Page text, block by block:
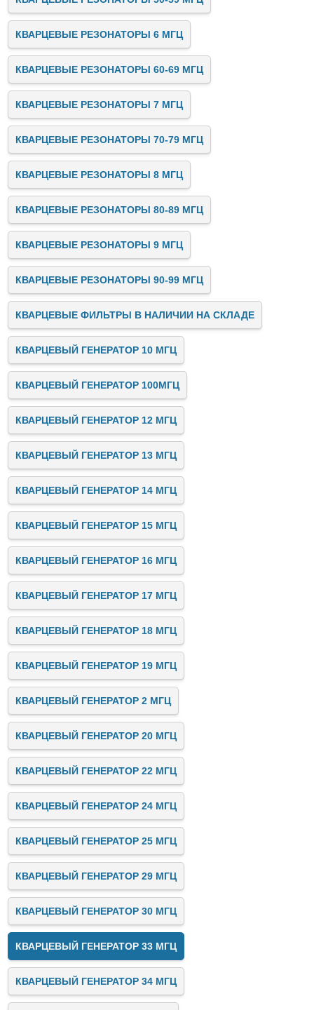
КВАРЦЕВЫЕ РЕЗОНАТОРЫ 6 МГЦ
КВАРЦЕВЫЕ РЕЗОНАТОРЫ 60-69 МГЦ
КВАРЦЕВЫЕ РЕЗОНАТОРЫ 7 МГЦ
КВАРЦЕВЫЕ РЕЗОНАТОРЫ 70-79 МГЦ
КВАРЦЕВЫЕ РЕЗОНАТОРЫ 8 МГЦ
КВАРЦЕВЫЕ РЕЗОНАТОРЫ 80-89 МГЦ
КВАРЦЕВЫЕ РЕЗОНАТОРЫ 9 МГЦ
КВАРЦЕВЫЕ РЕЗОНАТОРЫ 90-99 МГЦ
КВАРЦЕВЫЕ ФИЛЬТРЫ В НАЛИЧИИ НА СКЛАДЕ
КВАРЦЕВЫЙ ГЕНЕРАТОР 10 МГЦ
КВАРЦЕВЫЙ ГЕНЕРАТОР 100МГЦ
КВАРЦЕВЫЙ ГЕНЕРАТОР 12 МГЦ
КВАРЦЕВЫЙ ГЕНЕРАТОР 13 МГЦ
КВАРЦЕВЫЙ ГЕНЕРАТОР 14 МГЦ
КВАРЦЕВЫЙ ГЕНЕРАТОР 15 МГЦ
КВАРЦЕВЫЙ ГЕНЕРАТОР 16 МГЦ
КВАРЦЕВЫЙ ГЕНЕРАТОР 17 МГЦ
КВАРЦЕВЫЙ ГЕНЕРАТОР 18 МГЦ
КВАРЦЕВЫЙ ГЕНЕРАТОР 19 МГЦ
КВАРЦЕВЫЙ ГЕНЕРАТОР 2 МГЦ
КВАРЦЕВЫЙ ГЕНЕРАТОР 20 МГЦ
КВАРЦЕВЫЙ ГЕНЕРАТОР 22 МГЦ
КВАРЦЕВЫЙ ГЕНЕРАТОР 24 МГЦ
КВАРЦЕВЫЙ ГЕНЕРАТОР 25 МГЦ
КВАРЦЕВЫЙ ГЕНЕРАТОР 29 МГЦ
КВАРЦЕВЫЙ ГЕНЕРАТОР 30 МГЦ
КВАРЦЕВЫЙ ГЕНЕРАТОР 33 МГЦ
КВАРЦЕВЫЙ ГЕНЕРАТОР 34 МГЦ